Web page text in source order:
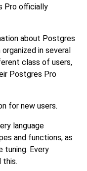
Pro officially
about Postgres
in several
class of users,
Postgres Pro
for new users.
language
and functions, as
tuning. Every
this.